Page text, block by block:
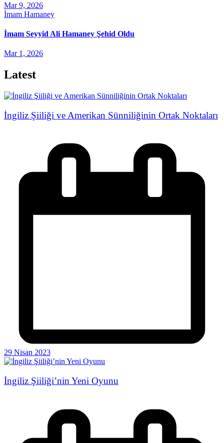
Mar 9, 2026
İmam Hamaney
İmam Seyyid Ali Hamaney Şehid Oldu
Mar 1, 2026
Latest
İngiliz Şiiliği ve Amerikan Sünniliğinin Ortak Noktaları
29 Nisan 2023
İngiliz Şiiliği’nin Yeni Oyunu